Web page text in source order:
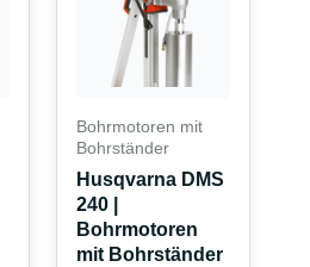
Bohrmotoren mit
Bohrständer
Husqvarna DMS
240 |
Bohrmotoren
mit Bohrständer